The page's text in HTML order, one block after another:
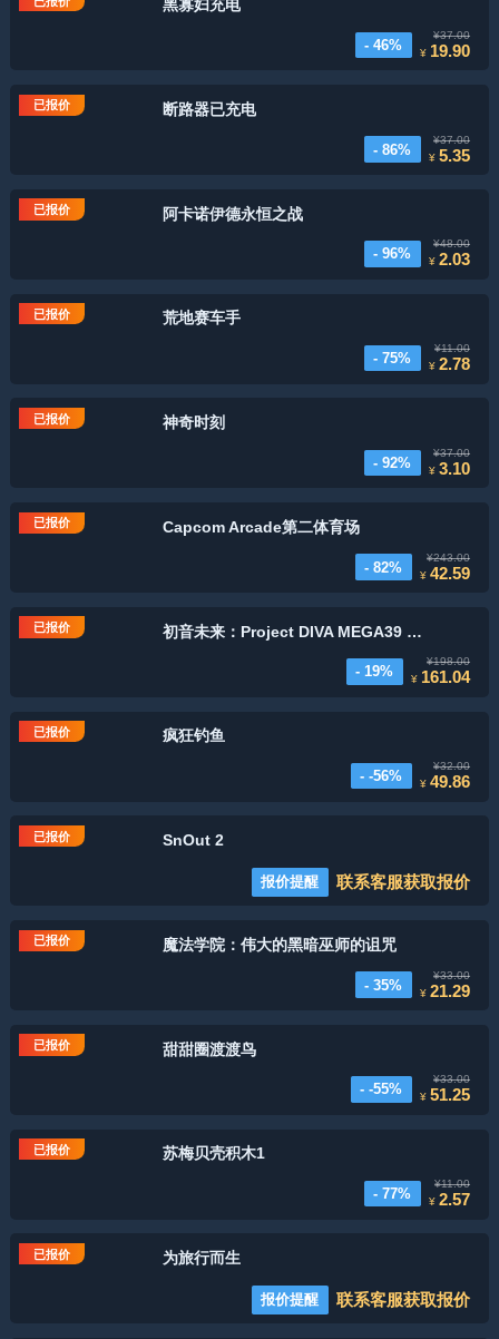
黑寡妇充电
- 46%
¥37.00
¥ 19.90
已报价 断路器已充电
- 86%
¥37.00
¥5.35
已报价 阿卡诺伊德永恒之战
- 96%
¥48.00
¥2.03
已报价 荒地赛车手
- 75%
¥11.00
¥2.78
已报价 神奇时刻
- 92%
¥37.00
¥3.10
已报价 Capcom Arcade第二体育场
- 82%
¥243.00
¥42.59
已报价 初音未来：Project DIVA MEGA39 标准版
- 19%
¥198.00
¥ 161.04
已报价 疯狂钓鱼
- -56%
¥32.00
¥49.86
已报价 SnOut 2
报价提醒 联系客服获取报价
已报价 魔法学院：伟大的黑暗巫师的诅咒
- 35%
¥33.00
¥21.29
已报价 甜甜圈渡渡鸟
- -55%
¥33.00
¥51.25
已报价 苏梅贝壳积木1
- 77%
¥11.00
¥2.57
已报价 为旅行而生
报价提醒 联系客服获取报价